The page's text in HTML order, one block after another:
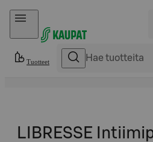
Hyppää sisältöön
Tuotteet
LIBRESSE